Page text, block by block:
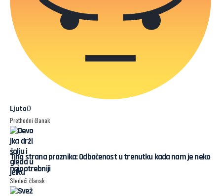
Ljuto0
Prethodni članak
Tiha strana praznika: Odbačenost u trenutku kada nam je neko
najpotrebniji
Sledeći članak